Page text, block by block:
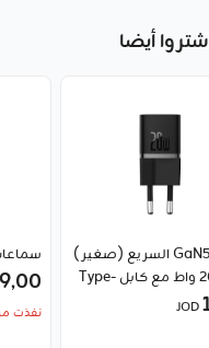
أيضا
شاحن GaN5 السريع (صغير)
بقدرة 20 واط مع كابل Type-
JOD نفذت